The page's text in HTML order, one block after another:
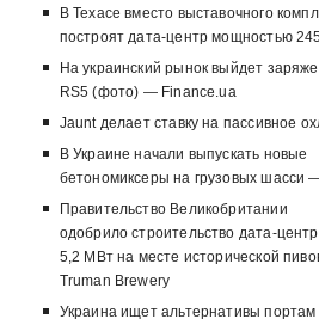
В Техасе вместо выставочного
построят дата-центр мощностью
На украинский рынок выйдет
RS5 (фото) — Finance.ua
Jaunt делает ставку на пассивное
В Украине начали выпускать новые
бетономиксеры на грузовых шасси
Правительство Великобритании
одобрило строительство дата-
5,2 МВт на месте исторической
Truman Brewery
Украина ищет альтернативы